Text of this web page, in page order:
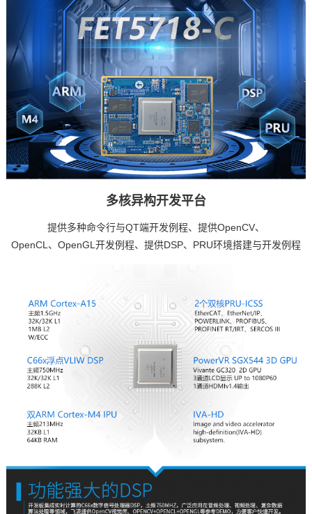
多核异构开发平台
提供多种命令行与QT端开发例程、提供OpenCV、
OpenCL、OpenGL开发例程、提供DSP、PRU环境搭建与开发例程